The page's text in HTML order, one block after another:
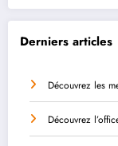
Derniers articles
Découvrez les
Découvrez